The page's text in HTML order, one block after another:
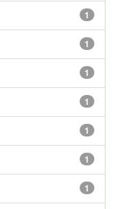
1
1
1
1
1
1
1